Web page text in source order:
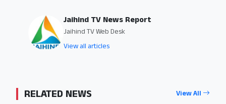
Jaihind TV News Report
Jaihind TV Web Desk
View all articles
RELATED NEWS View All